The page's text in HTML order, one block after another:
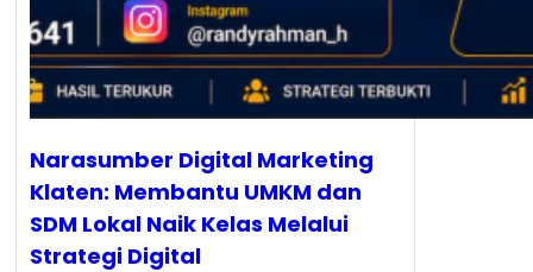
Narasumber Digital Marketing
Klaten: Membantu UMKM dan
SDM Lokal Naik Kelas Melalui
Strategi Digital